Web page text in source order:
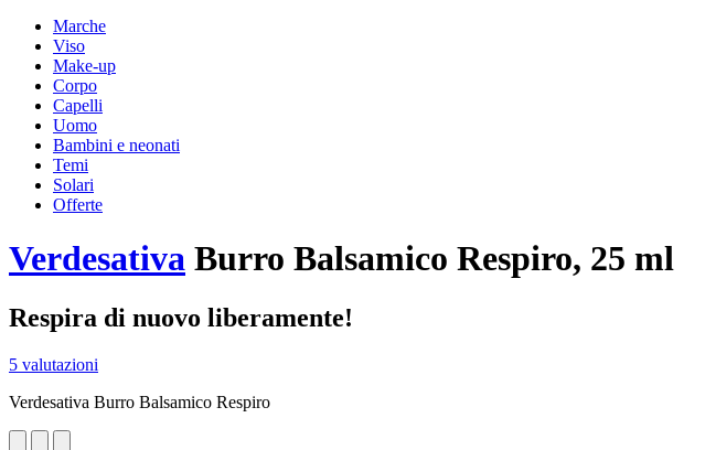
Marche
Viso
Make-up
Corpo
Capelli
Uomo
Bambini e neonati
Temi
Solari
Offerte
Verdesativa Burro Balsamico Respiro, 25 ml
Respira di nuovo liberamente!
5 valutazioni
Verdesativa Burro Balsamico Respiro